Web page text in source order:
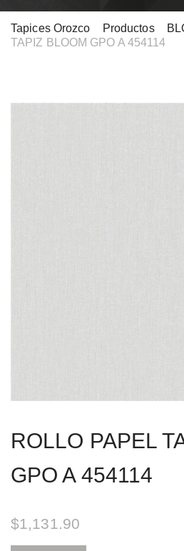
Tapices Orozco Productos>
TAPIZ BLOOM GPO A 454114
ROLLO PAPEL
GPO A 454114
$1,131.90